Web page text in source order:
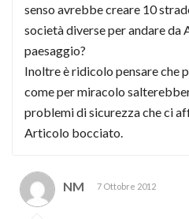
senso avrebbe creare 10
società diverse per andare da
paesaggio?
Inoltre è ridicolo pensare che
come per miracolo
problemi di sicurezza che ci
Articolo bocciato.
NM 7 Ottobre 2012